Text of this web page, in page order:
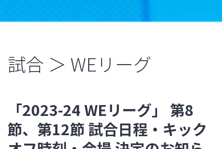
試合 ＞ WEリーグ
「2023-24 WEリーグ」 第8
節、第12節 試合日程・キック